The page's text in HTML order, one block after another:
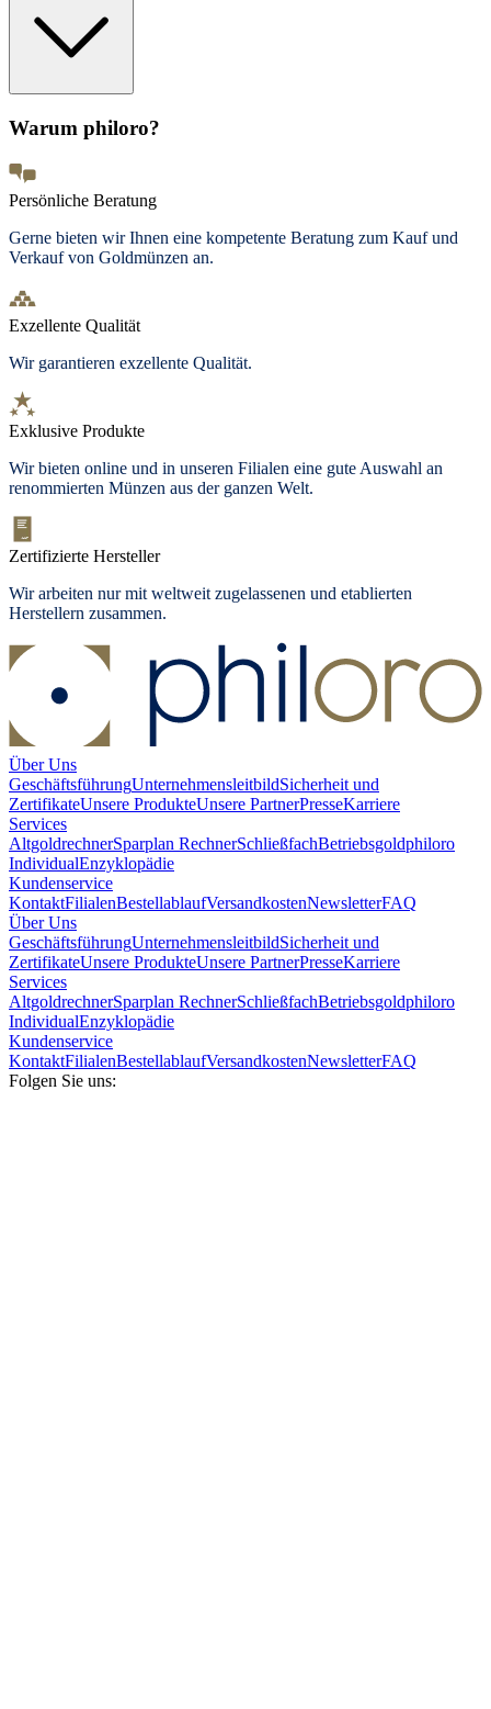
Warum philoro?
Persönliche Beratung
Gerne bieten wir Ihnen eine kompetente Beratung zum Kauf und
Verkauf von Goldmünzen an.
Exzellente Qualität
Wir garantieren exzellente Qualität.
Exklusive Produkte
Wir bieten online und in unseren Filialen eine gute Auswahl an
renommierten Münzen aus der ganzen Welt.
Zertifizierte Hersteller
Wir arbeiten nur mit weltweit zugelassenen und etablierten
Herstellern zusammen.
Über Uns
GeschäftsführungUnternehmensleitbildSicherheit und
ZertifikateUnsere ProdukteUnsere PartnerPresseKarriere
Services
AltgoldrechnerSparplan RechnerSchließfachBetriebsgoldphiloro
IndividualEnzyklopädie
Kundenservice
KontaktFilialenBestellablaufVersandkostenNewsletterFAQ
Über Uns
GeschäftsführungUnternehmensleitbildSicherheit und
ZertifikateUnsere ProdukteUnsere PartnerPresseKarriere
Services
AltgoldrechnerSparplan RechnerSchließfachBetriebsgoldphiloro
IndividualEnzyklopädie
Kundenservice
KontaktFilialenBestellablaufVersandkostenNewsletterFAQ
Folgen Sie uns: